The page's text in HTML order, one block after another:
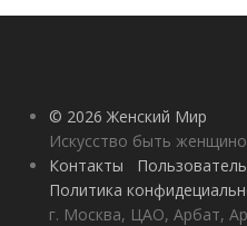
© 2026 Женский Мир
Искусство быть
Контакты
Политика
г. Москва, ЦАО, Арбат,